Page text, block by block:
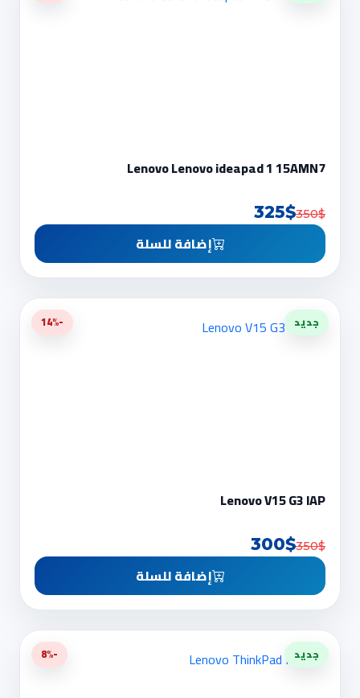
Lenovo Lenovo ideapad 1 15AMN7
350$
325$
إضافة للسلة
جديد -14%
Lenovo V15 G3 IAP
350$
300$
إضافة للسلة
جديد -8%